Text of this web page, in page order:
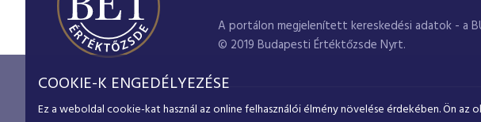
A portálon megjelenített kereskedési adatok - a
© 2019 Budapesti Értéktőzsde Nyrt.
COOKIE-K ENGEDÉLYEZÉSE
Ez a weboldal cookie-kat használ az online felhasználói élmény növelése érdekében. Ön